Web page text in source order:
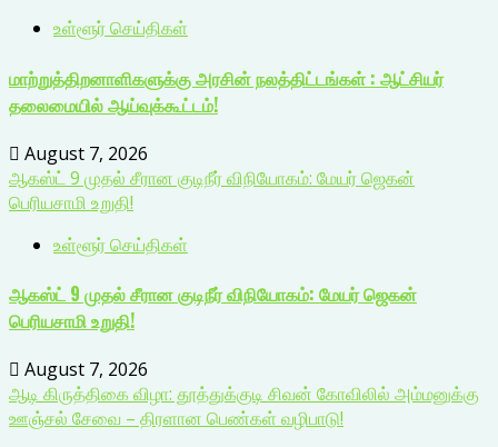
உள்ளூர் செய்திகள்
மாற்றுத்திறனாளிகளுக்கு அரசின் நலத்திட்டங்கள் : ஆட்சியர்
தலைமையில் ஆய்வுக்கூட்டம்!
August 7, 2026
ஆகஸ்ட் 9 முதல் சீரான குடிநீர் விநியோகம்: மேயர் ஜெகன்
பெரியசாமி உறுதி!
உள்ளூர் செய்திகள்
ஆகஸ்ட் 9 முதல் சீரான குடிநீர் விநியோகம்: மேயர் ஜெகன்
பெரியசாமி உறுதி!
August 7, 2026
ஆடி கிருத்திகை விழா: தூத்துக்குடி சிவன் கோவிலில் அம்மனுக்கு
ஊஞ்சல் சேவை – திரளான பெண்கள் வழிபாடு!